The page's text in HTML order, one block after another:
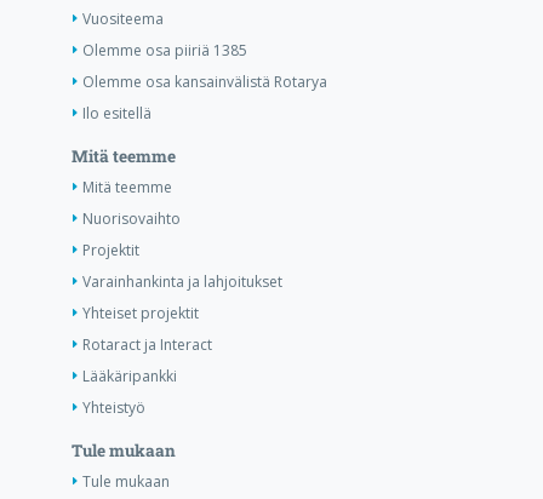
Vuositeema
Olemme osa piiriä 1385
Olemme osa kansainvälistä Rotarya
Ilo esitellä
Mitä teemme
Mitä teemme
Nuorisovaihto
Projektit
Varainhankinta ja lahjoitukset
Yhteiset projektit
Rotaract ja Interact
Lääkäripankki
Yhteistyö
Tule mukaan
Tule mukaan